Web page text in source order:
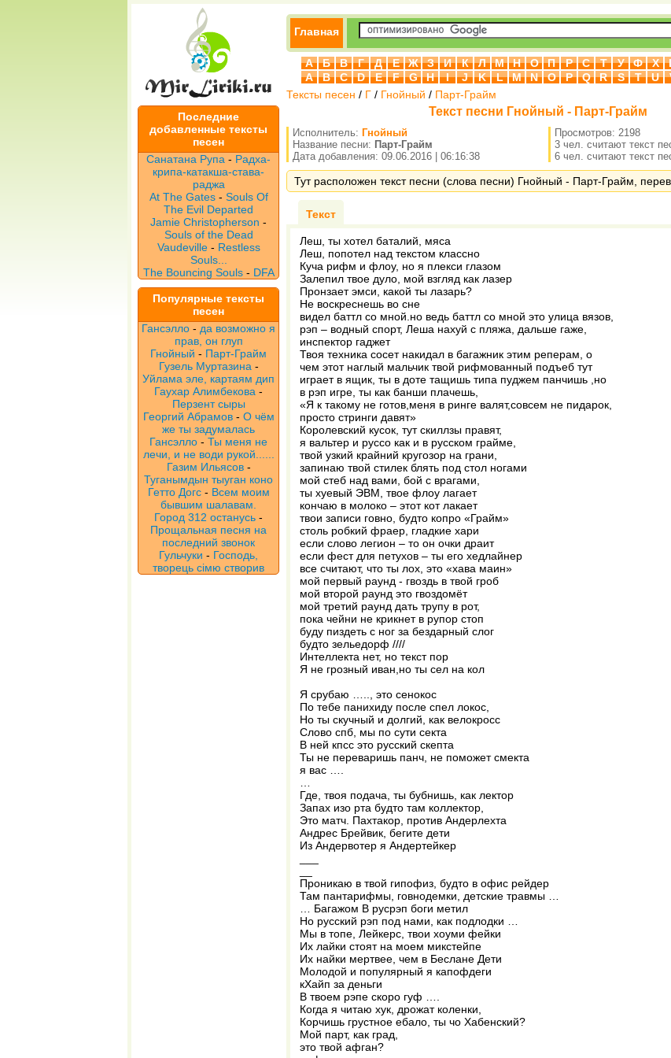
Последние
добавленные тексты
песен
Санатана Рупа - Радха-
крипа-катакша-става-
раджа
At The Gates- Souls Of
The Evil Departed
Jamie Christopherson -
Souls of the Dead
Vaudeville - Restless
Souls...
The Bouncing Souls- DFA
Популярные тексты
песен
Гансэлло - да возможно я
прав, он глуп
Гнойный - Парт-Грайм
Гузель Муртазина -
Уйлама эле, картаям дип
Гаухар Алимбекова -
Перзент сыры
Георгий Абрамов- О чём
же ты задумалась
Гансэлло - Ты меня не
лечи, и не води рукой......
Газим Ильясов-
Туганымдын тыуган коно
Гетто Догс- Всем моим
бывшим шалавам.
Город 312 останусь -
Прощальная песня на
последний звонок
Гульчуки - Господь,
творець сімю створив
Главная
А Б В Г Д Е Ж З И К Л М Н О П Р С Т У Ф Х
A
B C D E F G H I J K L M N O P Q R S T U
Тексты песен / Г / Гнойный / Парт-Грайм
Текст песни Гнойный - Парт-Грайм
Исполнитель: Гнойный
Название песни: Парт-Грайм
Дата добавления: 09.06.2016 | 06:16:38
Просмотров: 2198
3 чел. считают текст
6 чел. считают текст
Тут расположен текст песни (слова песни) Гнойный - Парт-Грайм,
Текст
Леш, ты хотел баталий, мяса
Леш, попотел над текстом классно
Куча рифм и флоу, но я плекси глазом
Залепил твое дуло, мой взгляд как лазер
Пронзает эмси, какой ты лазарь?
Не воскреснешь во сне
видел баттл со мной.но ведь баттл со мной это улица вязов,
рэп – водный спорт, Леша нахуй с пляжа, дальше гаже,
инспектор гаджет
Твоя техника сосет накидал в багажник этим реперам, о
чем этот наглый мальчик твой рифмованный подъеб тут
играет в ящик, ты в доте тащишь типа пуджем панчишь ,но
в рэп игре, ты как банши плачешь,
«Я к такому не готов,меня в ринге валят,совсем не пидарок,
просто стринги давят»
Королевский кусок, тут скиллзы правят,
я вальтер и руссо как и в русском грайме,
твой узкий крайний кругозор на грани,
запинаю твой стилек блять под стол ногами
мой стеб над вами, бой с врагами,
ты хуевый ЭВМ, твое флоу лагает
кончаю в молоко – этот кот лакает
твои записи говно, будто копро «Грайм»
столь робкий фраер, гладкие хари
если слово легион – то он очки драит
если фест для петухов – ты его хедлайнер
все считают, что ты лох, это «хава маин»
мой первый раунд - гвоздь в твой гроб
мой второй раунд это гвоздомёт
мой третий раунд дать трупу в рот,
пока чейни не крикнет в рупор стоп
буду пиздеть с ног за бездарный слог
будто зельедорф ////
Интеллекта нет, но текст пор
Я не грозный иван,но ты сел на кол
Я срубаю ….., это сенокос
По тебе панихиду после спел локос,
Но ты скучный и долгий, как велокросс
Слово спб, мы по сути секта
В ней кпсс это русский скепта
Ты не переваришь панч, не поможет смекта
я вас ….
Где, твоя подача, ты бубнишь, как лектор
Запах изо рта будто там коллектор,
Это матч. Пахтакор, против Андерлехта
Андрес Брейвик, бегите дети
Из Андервотер я Андертейкер
Проникаю в твой гипофиз, будто в офис рейдер
Там пантарифмы, говнодемки, детские травмы …
… Багажом В русрэп боги метил
Но русский рэп под нами, как подлодки …
Мы в топе, Лейкерс, твои хоуми фейки
Их лайки стоят на моем микстейпе
Их найки мертвее, чем в Беслане Дети
Молодой и популярный я капофдеги
кХайп за деньги
В твоем рэпе скоро гуф ….
Когда я читаю хук, дрожат коленки,
Корчишь грустное ебало, ты чо Хабенский?
Мой парт, как град,
это твой афган?